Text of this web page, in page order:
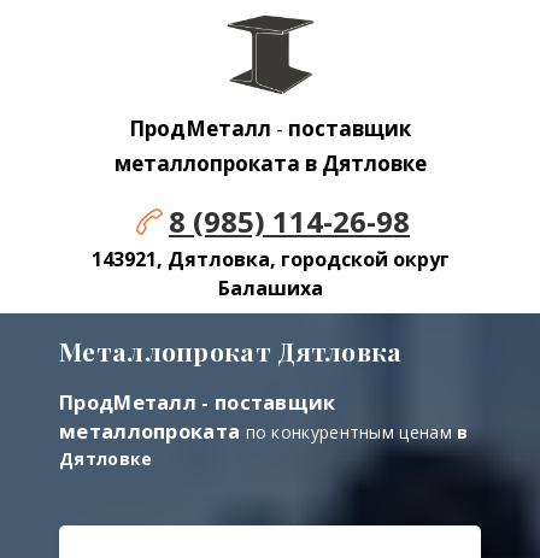
ПродМеталл - поставщик
металлопроката в Дятловке
8 (985) 114-26-98
143921, Дятловка, городской округ
Балашиха
Металлопрокат Дятловка
ПродМеталл - поставщик
металлопроката по конкурентным ценам в
Дятловке